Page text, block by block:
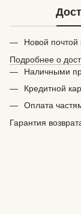
Новой
Подробнее о
Наличными
Кредитной
Оплата
Гарантия